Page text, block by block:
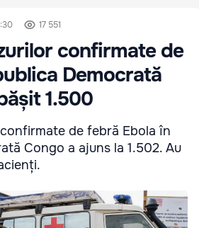
17 551
confirmate de
Democrată
1.500
de febră Ebola în
Congo a ajuns la 1.502. Au